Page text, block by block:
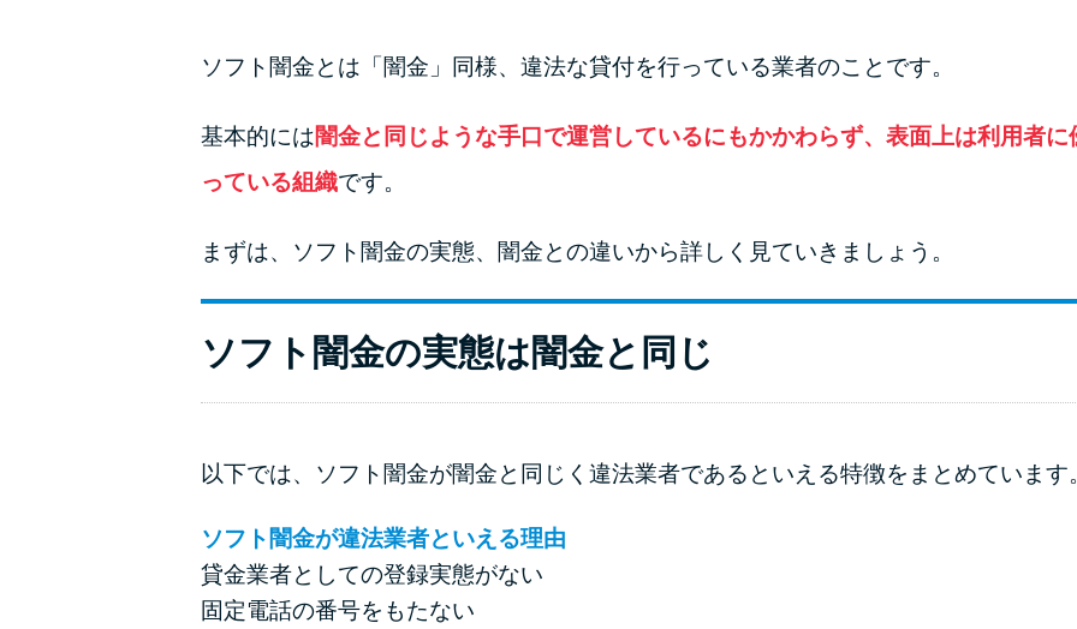
ソフト闇金とは「闇金」同様、違法な貸付を行っている業者のことです。
基本的には闇金と同じような手口で運営しているにもかかわらず、表面上は利用者
っている組織です。
まずは、ソフト闇金の実態、闇金との違いから詳しく見ていきましょう。
ソフト闇金の実態は闇金と同じ
以下では、ソフト闇金が闇金と同じく違法業者であるといえる特徴をまとめています
ソフト闇金が違法業者といえる理由
貸金業者としての登録実態がない
固定電話の番号をもたない